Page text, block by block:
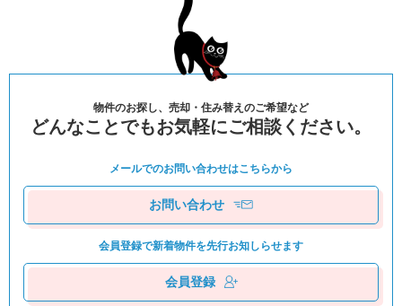
物件のお探し、売却・住み替えのご希望など
どんなことでもお気軽にご相談ください。
メールでのお問い合わせはこちらから
お問い合わせ
会員登録で新着物件を先⾏お知しらせます
会員登録